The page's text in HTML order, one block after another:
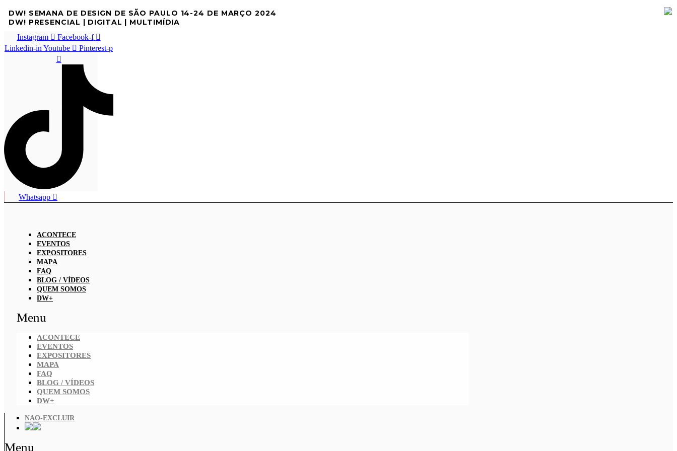
DW! SEMANA DE DESIGN DE SÃO PAULO 14-24 DE MARÇO 2024
DW! PRESENCIAL | DIGITAL | MULTIMÍDIA
Instagram
Facebook-f
Linkedin-in Youtube Pinterest-p
Whatsapp
ACONTECE
EVENTOS
EXPOSITORES
MAPA
FAQ
BLOG / VÍDEOS
QUEM SOMOS
DW+
Menu
ACONTECE
EVENTOS
EXPOSITORES
MAPA
FAQ
BLOG / VÍDEOS
QUEM SOMOS
DW+
NAO-EXCLUIR
Menu